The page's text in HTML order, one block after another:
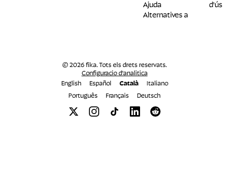
Ajuda
Alternatives a
d'ús
© 2026 fika. Tots els drets reservats.
Configuracio d'analitica
English
Español Català
Italiano
Português
Français Deutsch